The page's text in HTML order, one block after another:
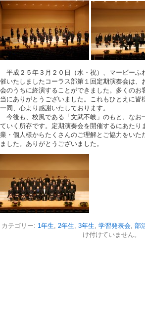
平成２５年３月２０日（水・祝）、マービーふ
催いたしましたコーラス部第１回定期演奏会は、
会のうちに終演することができました。多くのお
当にありがとうございました。これもひとえに皆
一同、心より感謝いたしております。
今後も、校風である「文武不岐」のもと、なお
ていく所存です。定期演奏会を開催するにあたり
業・個人様からたくさんのご理解とご協力をいた
ました。ありがとうございました。
カテゴリー: 1年生, 2年生, 3年生, 学習発表会, 部
け付けていません。